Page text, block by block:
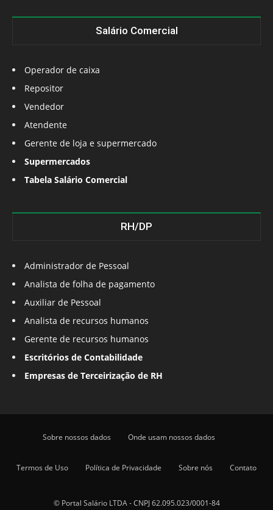
Salário Comercial
Operador de caixa
Repositor
Vendedor
Atendente
Gerente de loja e supermercado
Supermercados
Tabela Salário Comercial
RH/DP
Administrador de Pessoal
Analista de folha de pagamento
Auxiliar de Pessoal
Analista de recursos humanos
Gerente de recursos humanos
Escritórios de Contabilidade
Empresas de Terceirização de RH
Sobre nossos dados Onde usam nossos dados
Termos de Uso Política de Privacidade Sobre nós Contato
© Portal Salário LTDA - CNPJ 62.095.023/0001-84